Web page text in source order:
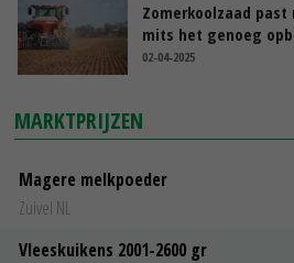
Zomerkoolzaad
mits het genoeg
02-04-2025
MARKTPRIJZEN
Magere melkpoeder
Zuivel NL
Vleeskuikens 2001-2600 gr